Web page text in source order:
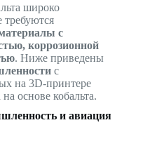
широко
требуются
с
коррозионной
. Ниже приведены
с
на 3D-принтере
основе кобальта.
и авиация